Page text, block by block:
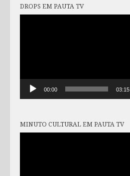
DROPS EM PAUTA TV
00:00 03:15
MINUTO CULTURAL EM PAUTA TV